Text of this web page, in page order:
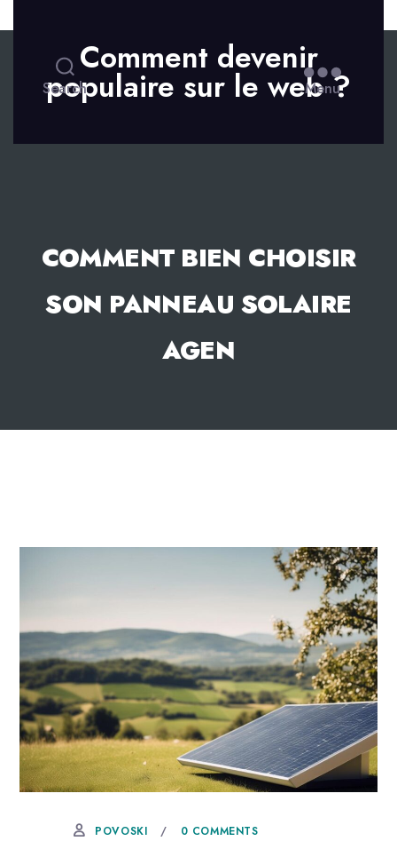
Search
Comment devenir
populaire sur le web ?
Menu
COMMENT BIEN CHOISIR
SON PANNEAU SOLAIRE
AGEN
17 OCTOBRE, 2025
POVOSKI 0 COMMENTS